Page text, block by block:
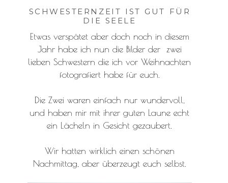
SCHWESTERNZEIT IST GUT FÜR
DIE SEELE
Etwas verspätet aber doch noch in diesem
Jahr habe ich nun die Bilder der zwei
lieben Schwestern die ich vor Weihnachten
fotografiert habe für euch.
Die Zwei waren einfach nur wundervoll,
und haben mir mit ihrer guten Laune echt
ein Lächeln in Gesicht gezaubert.
Wir hatten wirklich einen schönen
Nachmittag, aber überzeugt euch selbst.